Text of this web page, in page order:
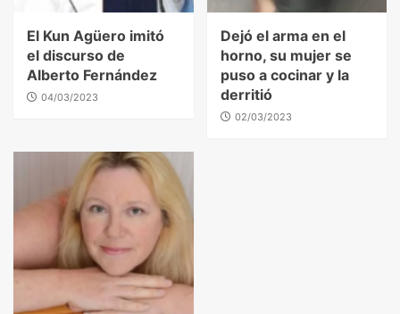
El Kun Agüero imitó
el discurso de
Alberto Fernández
04/03/2023
Dejó el arma en el
horno, su mujer se
puso a cocinar y la
derritió
02/03/2023